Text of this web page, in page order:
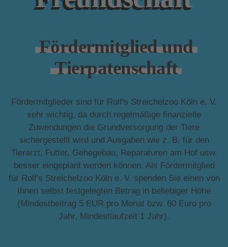
Förder­mitglied und
Tier­paten­schaft
Fördermitglieder sind für Rolf's Streichelzoo Köln e. V.
sehr wichtig, da durch regelmäßige finanzielle
Zuwendungen die Grundversorgung der Tiere
sichergestellt wird und Ausgaben wie z. B. für den
Tierarzt, Futter, Gehegebau, Reparaturen am Hof usw.
besser eingeplant werden können. Als Fördermitglied
für Rolf's Streichelzoo Köln e. V. spenden Sie einen von
Ihnen selbst festgelegten Betrag in beliebiger Höhe
(Mindestbeitrag 5 EUR pro Monat bzw. 60 Euro pro
Jahr, Mindestlaufzeit 1 Jahr).